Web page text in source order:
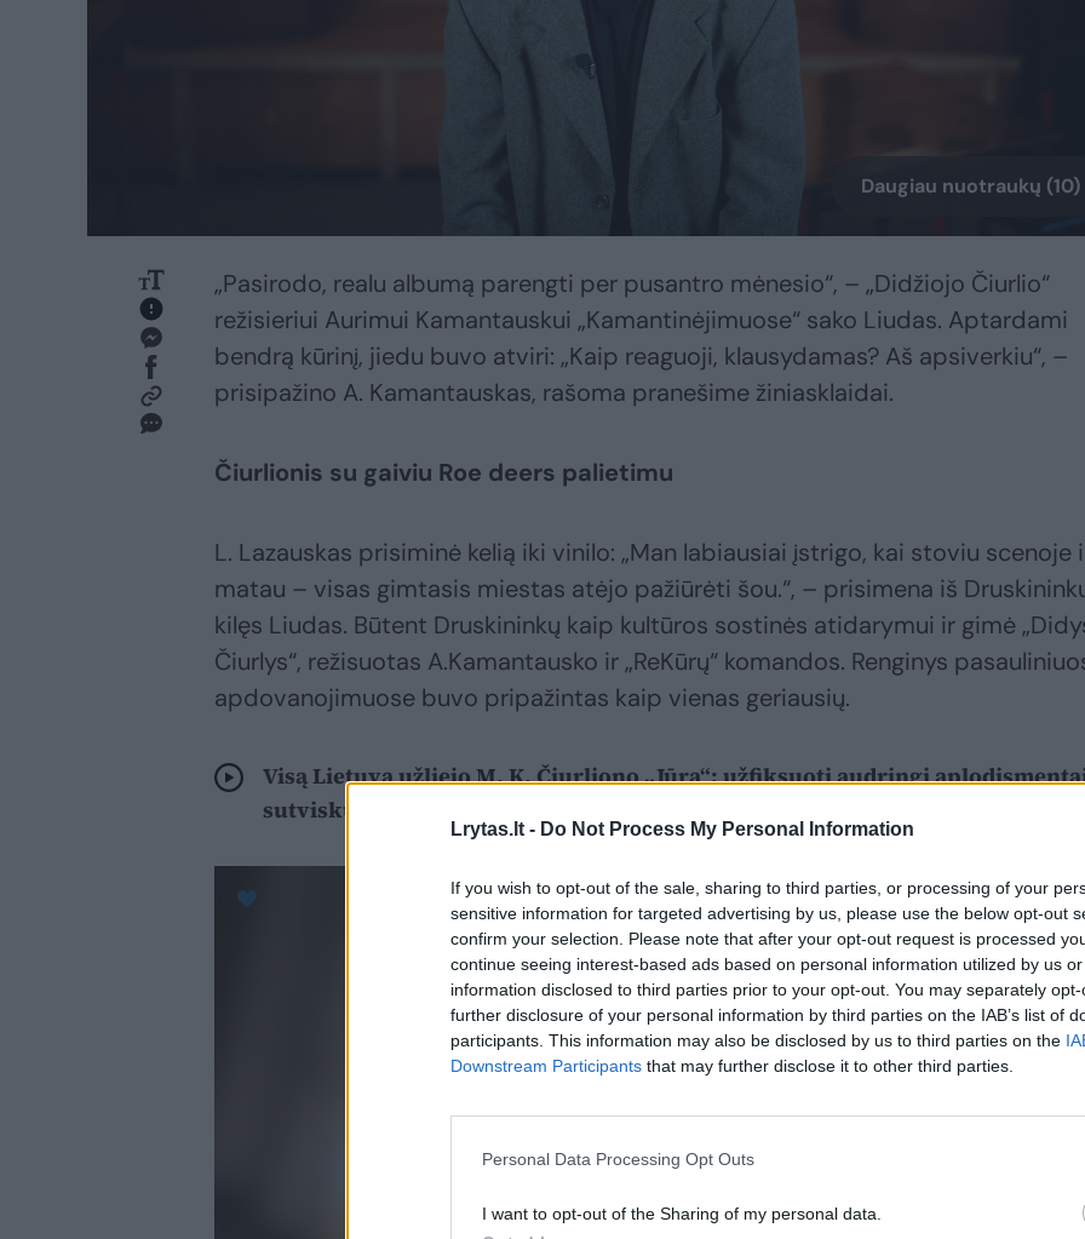
Lrytas.lt - Do Not Process My Personal Information
If you wish to opt-out of the sale, sharing to third parties, or processing of your
sensitive information for targeted advertising by us, please use the below opt-out
confirm your selection. Please note that after your opt-out request is processed
continue seeing interest-based ads based on personal information utilized by us
information disclosed to third parties prior to your opt-out. You may separately
further disclosure of your personal information by third parties on the IAB’s list of
participants. This information may also be disclosed by us to third parties on the
Downstream Participants that may further disclose it to other third parties.
Personal Data Processing Opt Outs
I want to opt-out of the Sharing of my personal data.
Daugiau nuotraukų (10)
„Pasirodo, realu albumą parengti per pusantro mėnesio“, – „Didžiojo Čiurlio“
režisieriui Aurimui Kamantauskui „Kamantinėjimuose“ sako Liudas. Aptardami
bendrą kūrinį, jiedu buvo atviri: „Kaip reaguoji, klausydamas? Aš apsiverkiu“, –
prisipažino A. Kamantauskas, rašoma pranešime žiniasklaidai.
Čiurlionis su gaiviu Roe deers palietimu
L. Lazauskas prisiminė kelią iki vinilo: „Man labiausiai įstrigo, kai stoviu scenoje
matau – visas gimtasis miestas atėjo pažiūrėti šou.“, – prisimena iš
kilęs Liudas. Būtent Druskininkų kaip kultūros sostinės atidarymui ir gimė
Čiurlys“, režisuotas A.Kamantausko ir „ReKūrų“ komandos. Renginys
apdovanojimuose buvo pripažintas kaip vienas geriausių.
Visą Lietuvą užliejo M. K. Čiurliono „Jūra“: užfiksuoti audringi
sutviskusi trispalvė